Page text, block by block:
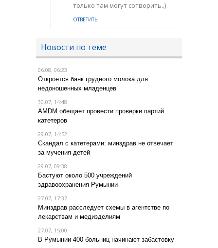
только там могут сотворить..)
ОТВЕТИТЬ
Новости по теме
06.08, 06:23
Откроется банк грудного молока для
недоношенных младенцев
30.07, 14:48
AMDM обещает провести проверки партий
катетеров
29.07, 14:52
Скандал с катетерами: минздрав не отвечает
за мучения детей
29.07, 09:38
Бастуют около 500 учреждений
здравоохранения Румынии
27.07, 17:37
Минздрав расследует схемы в агентстве по
лекарствам и медизделиям
27.07, 15:00
В Румынии 400 больниц начинают забастовку